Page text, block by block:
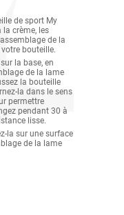
de sport My
la crème, les
de la
votre bouteille.
la base, en
de la lame
la bouteille
la dans le sens
permettre
pendant 30 à
lisse.
la sur une surface
de la lame